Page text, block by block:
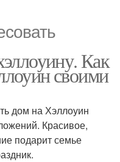
Как
своими
дом на Хэллоуин
Красивое,
подарит семье